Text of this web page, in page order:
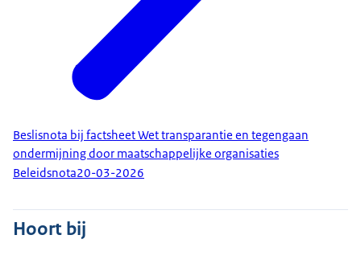
Beslisnota bij factsheet Wet transparantie en tegengaan
ondermijning door maatschappelijke organisaties
Beleidsnota20-03-2026
Hoort bij